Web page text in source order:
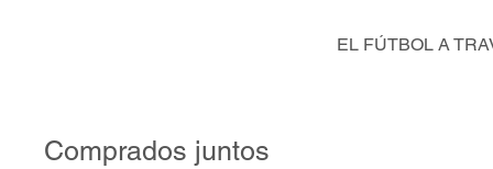
EL FÚTBOL A
Comprados juntos